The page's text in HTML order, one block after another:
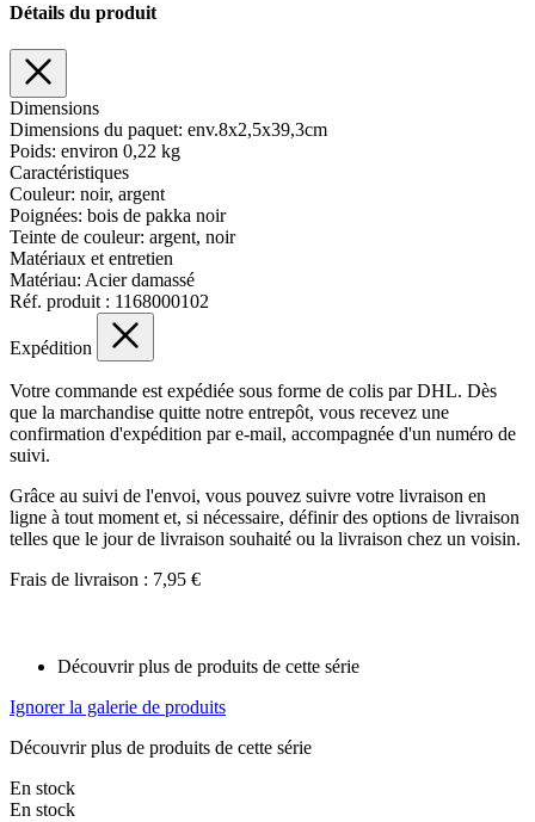
Détails du produit
Dimensions
Dimensions du paquet: env.8x2,5x39,3cm
Poids: environ 0,22 kg
Caractéristiques
Couleur: noir, argent
Poignées: bois de pakka noir
Teinte de couleur: argent, noir
Matériaux et entretien
Matériau: Acier damassé
Réf. produit : 1168000102
Expédition
Votre commande est expédiée sous forme de colis par DHL. Dès
que la marchandise quitte notre entrepôt, vous recevez une
confirmation d'expédition par e-mail, accompagnée d'un numéro de
suivi.
Grâce au suivi de l'envoi, vous pouvez suivre votre livraison en
ligne à tout moment et, si nécessaire, définir des options de livraison
telles que le jour de livraison souhaité ou la livraison chez un voisin.
Frais de livraison : 7,95 €
Découvrir plus de produits de cette série
Ignorer la galerie de produits
Découvrir plus de produits de cette série
En stock
En stock